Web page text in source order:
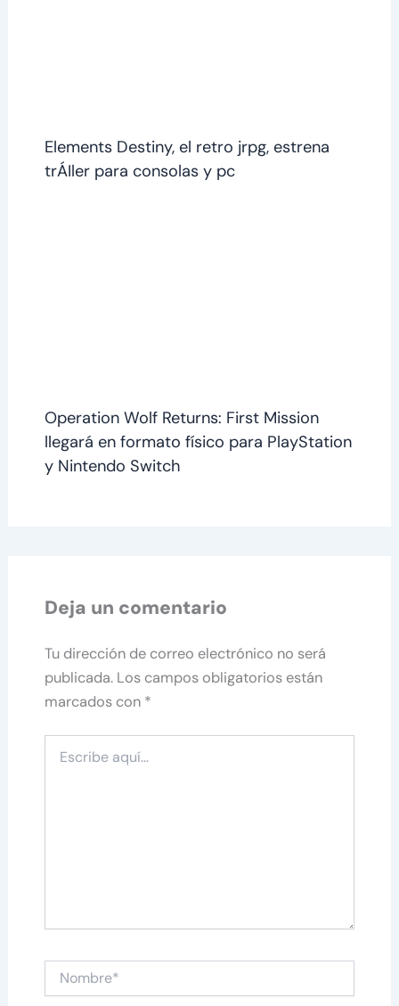
Elements Destiny, el retro jrpg, estrena
trÁIler para consolas y pc
Operation Wolf Returns: First Mission
llegará en formato físico para PlayStation
y Nintendo Switch
Deja un comentario
Tu dirección de correo electrónico no será
publicada. Los campos obligatorios están
marcados con *
aquí...
Nombre*